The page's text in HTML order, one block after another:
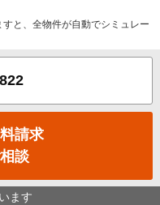
と、全物件が自動でシミュレー
請求
談
ます